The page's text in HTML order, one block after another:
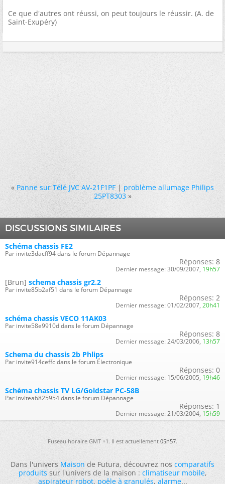
Ce que d'autres ont réussi, on peut toujours le réussir. (A. de
Saint-Exupéry)
« Panne sur Télé JVC AV-21F1PF|problème allumage Philips
25PT8303 »
DISCUSSIONS SIMILAIRES
Schéma chassis FE2
Par invite3dacff94 dans le forum Dépannage
Réponses: 8
Dernier message: 30/09/2007, 19h57
[Brun] schema chassis gr2.2
Par invite85b2af51 dans le forum Dépannage
Réponses: 2
Dernier message: 01/02/2007, 20h41
schéma chassis VECO 11AK03
Par invite58e9910d dans le forum Dépannage
Réponses: 8
Dernier message: 24/03/2006, 13h57
Schema du chassis 2b Phlips
Par invite914ceffc dans le forum Électronique
Réponses: 0
Dernier message: 15/06/2005, 19h46
Schéma chassis TV LG/Goldstar PC-58B
Par invitea6825954 dans le forum Dépannage
Réponses: 1
Dernier message: 21/03/2004, 15h59
Fuseau horaire GMT +1. Il est actuellement05h57.
Dans l'universMaisonde Futura, découvrez noscomparatifs
produitssur l'univers de la maison :climatiseur mobile,
aspirateur robot,poêle à granulés,alarme...